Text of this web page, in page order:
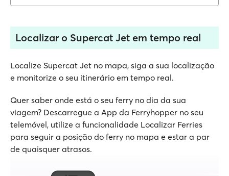
Localizar o Supercat Jet em tempo real
Localize Supercat Jet no mapa, siga a sua localização
e monitorize o seu itinerário em tempo real.
Quer saber onde está o seu ferry no dia da sua
viagem? Descarregue a App da Ferryhopper no seu
telemóvel, utilize a funcionalidade Localizar Ferries
para seguir a posição do ferry no mapa e estar a par
de quaisquer atrasos.